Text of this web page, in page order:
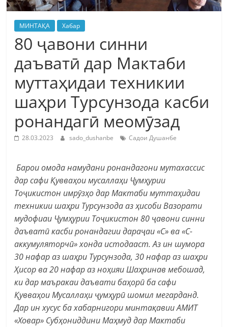
МИНТАҚА Хабар
80 ҷавони синни
даъватӣ дар Мактаби
муттаҳидаи техникии
шаҳри Турсунзода касби
ронандагӣ меомӯзад
28.03.2023 sado_dushanbe Садои Душанбе
Барои омода намудани ронандагони мутахассис
дар сафи Қувваҳои мусаллаҳи Ҷумҳурии
Тоҷикистон имрӯзҳо дар Мактаби муттаҳидаи
техникии шаҳри Турсунзода аз ҳисоби Вазорати
мудофиаи Ҷумҳурии Тоҷикистон 80 ҷавони синни
даъватӣ касби ронандагии дараҷаи «С» ва «С-
аккумуляторчӣ» хонда истодааст. Аз ин шумора
30 нафар аз шаҳри Турсунзода, 30 нафар аз шаҳри
Ҳисор ва 20 нафар аз ноҳияи Шаҳринав мебошад,
ки дар маъракаи даъвати баҳорӣ ба сафи
Қувваҳои Мусаллаҳи ҷумҳурӣ шомил мегарданд.
Дар ин хусус ба хабарнигори минтақавии АМИТ
«Ховар» Субҳониддини Маҳмуд дар Мактаби